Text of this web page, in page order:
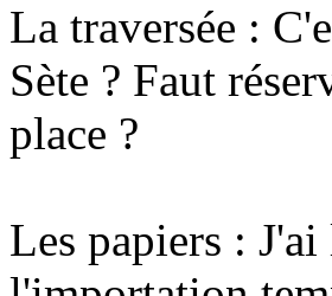
La traversée :
Sète ? Faut
place ?
Les papiers :